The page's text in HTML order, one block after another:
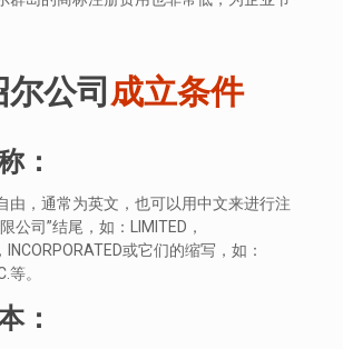
尔公司成立条件
：
由，通常为英文，也可以用中文来进行注
公司”结尾，如：LIMITED，
INCORPORATED或它们的缩写，如：
等。
：